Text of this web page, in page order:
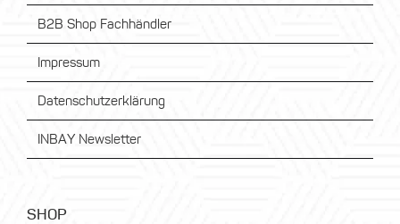
B2B Shop Fachhändler
Impressum
Datenschutzerklärung
INBAY Newsletter
SHOP